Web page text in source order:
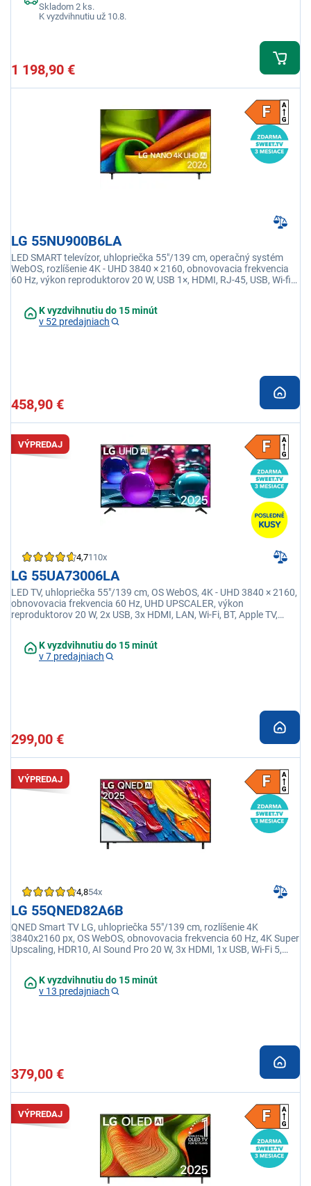
Skladom 2 ks.
K vyzdvihnutiu už 10.8.
1 198,90 €
LG 55NU900B6LA
LED SMART televízor, uhlopriečka 55"/139 cm, operačný systém
WebOS, rozlíšenie 4K - UHD 3840 × 2160, obnovovacia frekvencia
60 Hz, výkon reproduktorov 20 W, USB 1×, HDMI, RJ-45, USB, Wi-fi
K vyzdvihnutiu do 15 minút
v 52 predajniach
458,90 €
VÝPREDAJ
4,7110x
LG 55UA73006LA
LED TV, uhlopriečka 55"/139 cm, OS WebOS, 4K - UHD 3840 × 2160,
obnovovacia frekvencia 60 Hz, UHD UPSCALER, výkon
reproduktorov 20 W, 2x USB, 3x HDMI, LAN, Wi-Fi, BT, Apple TV,
K vyzdvihnutiu do 15 minút
v 7 predajniach
299,00 €
VÝPREDAJ
4,854x
LG 55QNED82A6B
QNED Smart TV LG, uhlopriečka 55"/139 cm, rozlíšenie 4K
3840x2160 px, OS WebOS, obnovovacia frekvencia 60 Hz, 4K Super
Upscaling, HDR10, AI Sound Pro 20 W, 3x HDMI, 1x USB, Wi-Fi 5,
K vyzdvihnutiu do 15 minút
v 13 predajniach
379,00 €
VÝPREDAJ